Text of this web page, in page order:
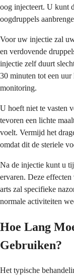
oog injecteert. U kunt
oogdruppels
Voor uw injectie zal
en verdovende
injectie zelf duurt
30 minuten tot een
monitoring.
U hoeft niet te vasten
tevoren een lichte
voelt. Vermijd het
omdat dit de steriele
Na de injectie kunt u
ervaren. Deze
arts zal specifieke
normale activiteiten
Hoe Lang
Gebruiken?
Het typische